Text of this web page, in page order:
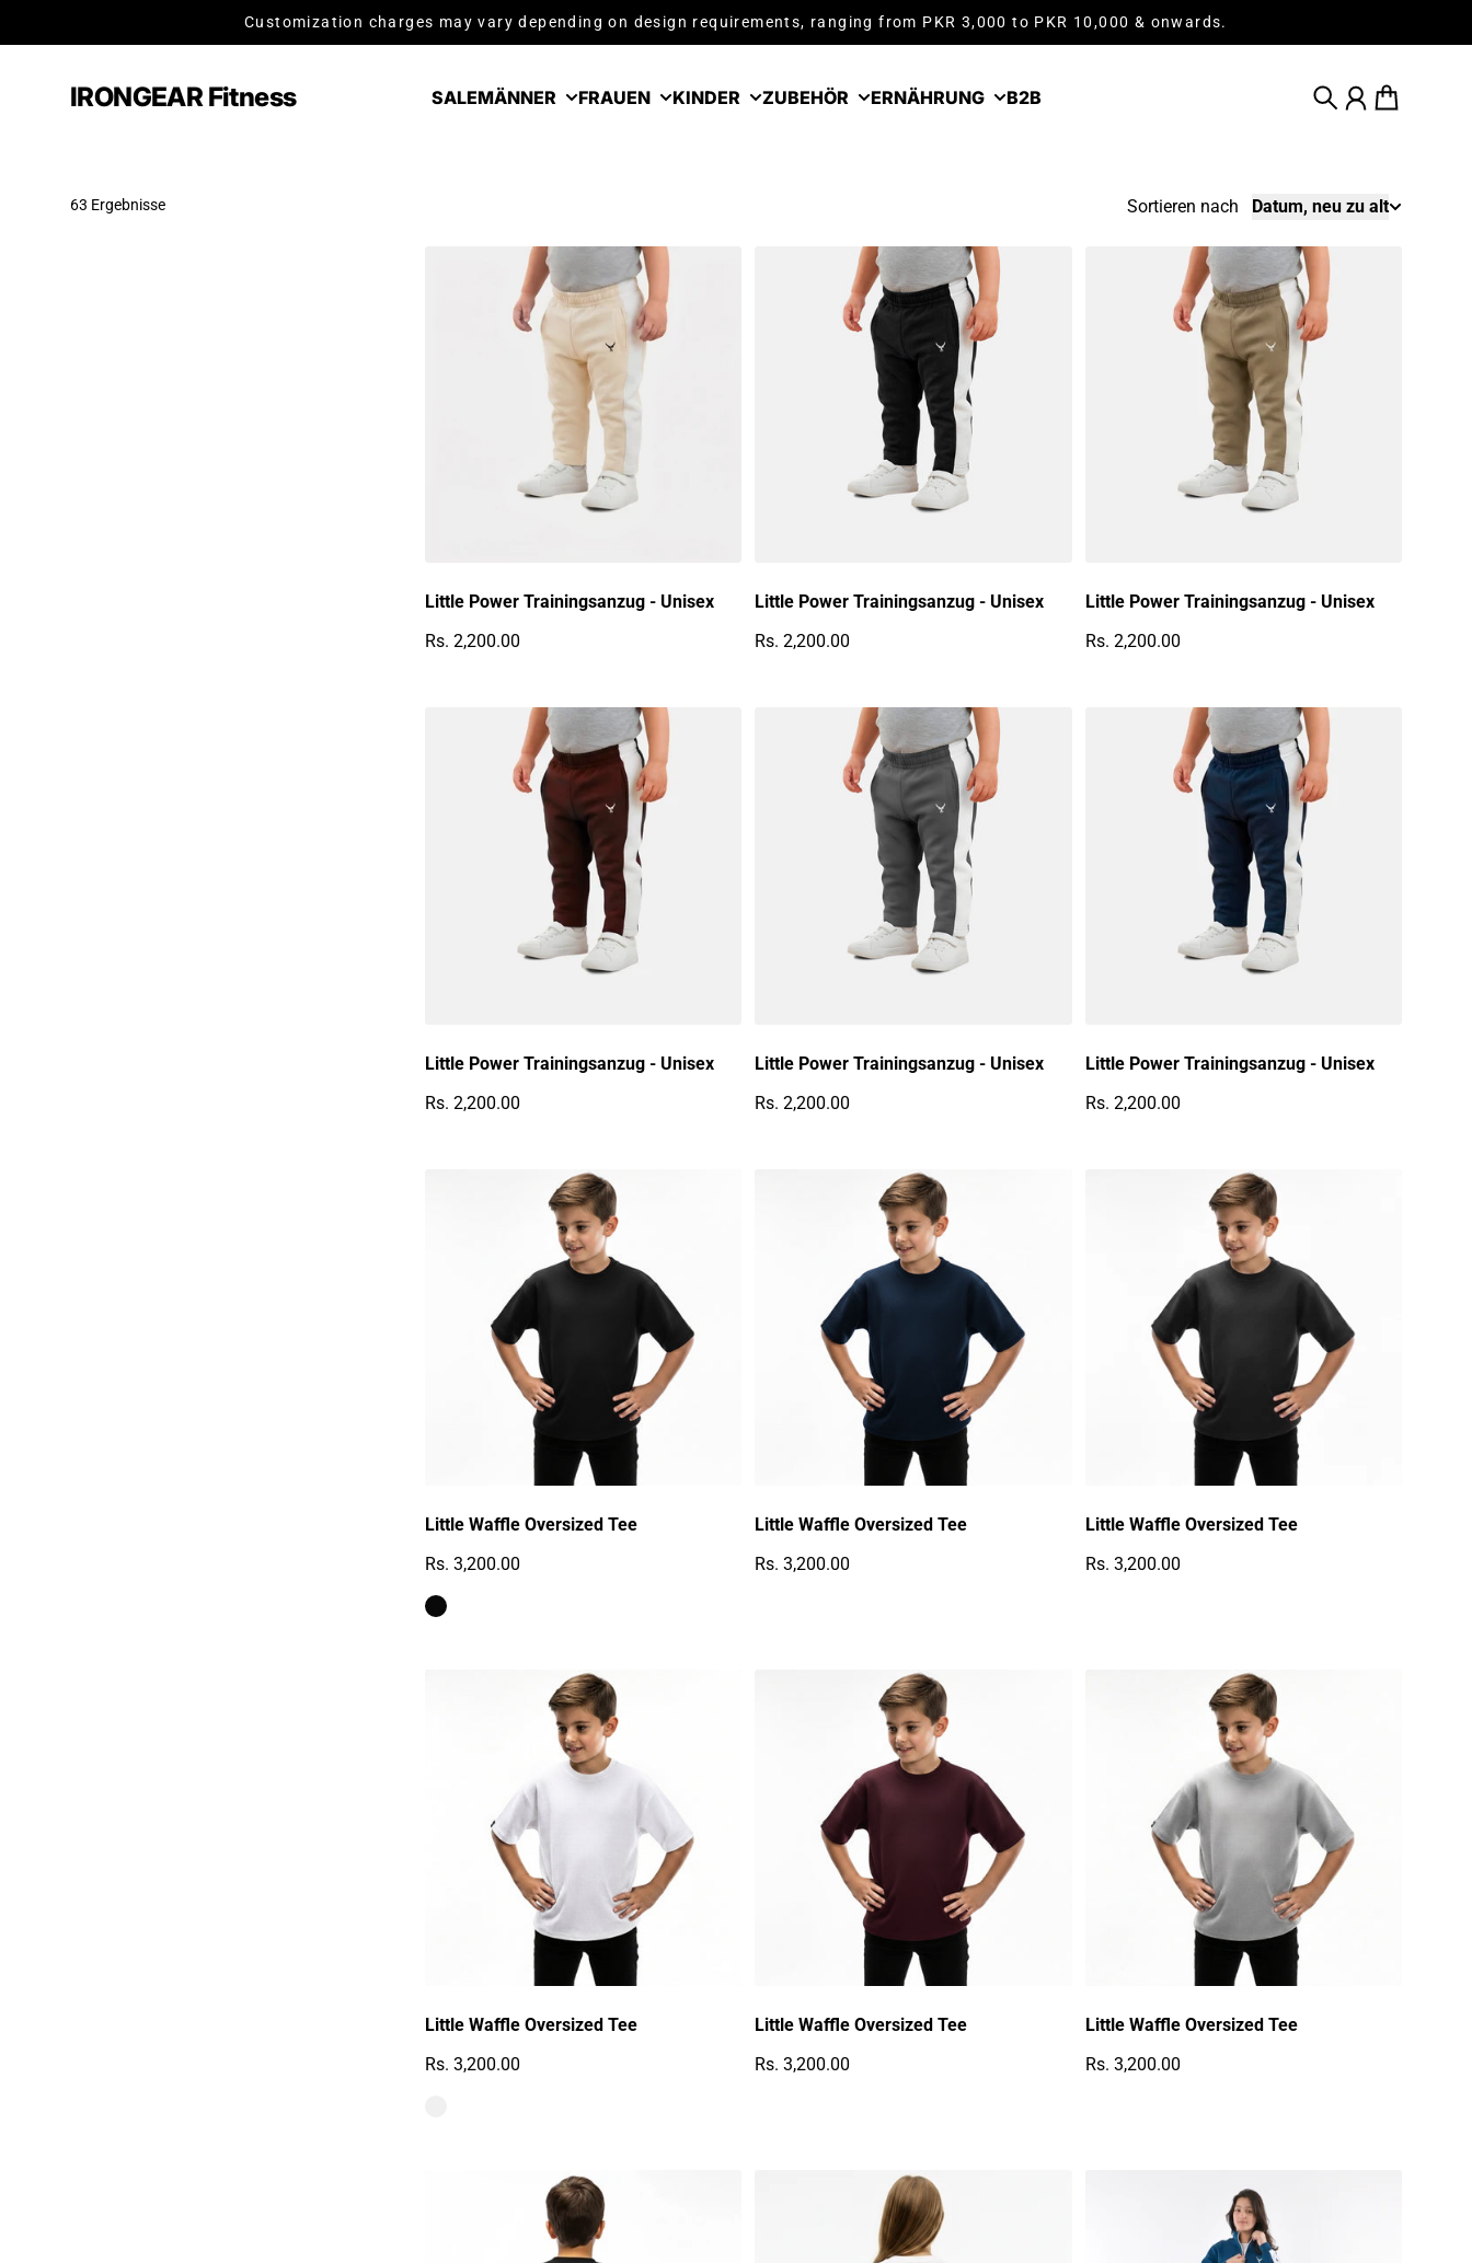
Customization charges may vary depending on design requirements, ranging from PKR 3,000 to PKR 10,000 & onwards.
IRONGEAR Fitness SALEMÄNNER FRAUEN KINDER ZUBEHÖR ERNÄHRUNG B2B SucheKontoWarenkorb
Sortieren nach Datum, neu zu alt
63 Ergebnisse
Little Power Trainingsanzug - Unisex
Rs. 2,200.00
Little Power Trainingsanzug - Unisex
Rs. 2,200.00
Little Power Trainingsanzug - Unisex
Rs. 2,200.00
Little Power Trainingsanzug - Unisex
Rs. 2,200.00
Little Power Trainingsanzug - Unisex
Rs. 2,200.00
Little Power Trainingsanzug - Unisex
Rs. 2,200.00
Little Waffle Oversized Tee
Rs. 3,200.00
Little Waffle Oversized Tee
Rs. 3,200.00
Little Waffle Oversized Tee
Rs. 3,200.00
Little Waffle Oversized Tee
Rs. 3,200.00
Little Waffle Oversized Tee
Rs. 3,200.00
Little Waffle Oversized Tee
Rs. 3,200.00